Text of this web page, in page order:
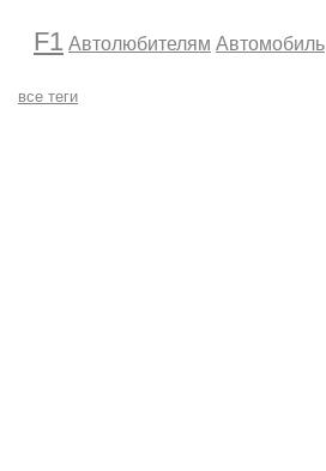
F1 Автолюбителям Автомобиль
все теги